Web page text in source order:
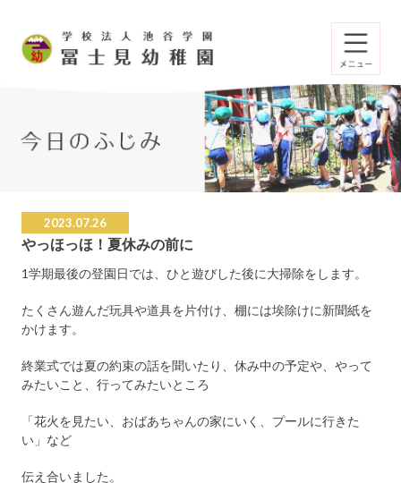
2023.07.26
やっほっほ！夏休みの前に
1学期最後の登園日では、ひと遊びした後に大掃除をします。
たくさん遊んだ玩具や道具を片付け、棚には埃除けに新聞紙を
かけます。
終業式では夏の約束の話を聞いたり、休み中の予定や、やって
みたいこと、行ってみたいところ
「花火を見たい、おばあちゃんの家にいく、プールに行きた
い」など
伝え合いました。